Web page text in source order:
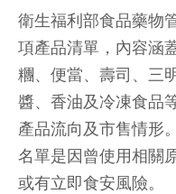
衛生福利部食品藥物
項產品清單，內容涵
糰、便當、壽司、三
醬、香油及冷凍食品
產品流向及市售情形
名單是因曾使用相關
或有立即食安風險。